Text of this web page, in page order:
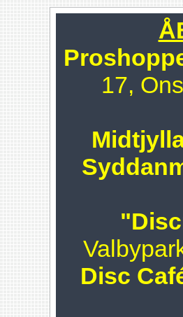
17,
Disc